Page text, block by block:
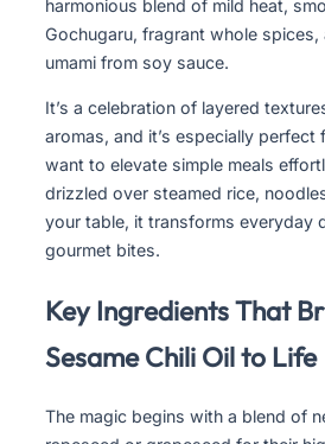
harmonious blend of mild heat,
Gochugaru, fragrant whole
umami from soy sauce.
It’s a celebration of layered
aromas, and it’s especially perfect
want to elevate simple meals
drizzled over steamed rice,
your table, it transforms everyday
gourmet bites.
Key Ingredients That
Sesame Chili Oil to Life
The magic begins with a blend of